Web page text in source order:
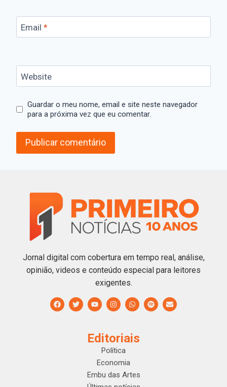
Email *
Website
Guardar o meu nome, email e site neste navegador
para a próxima vez que eu comentar.
Jornal digital com cobertura em tempo real, análise,
opinião, videos e conteúdo especial para leitores
exigentes.
Editoriais
Política
Economia
Embu das Artes